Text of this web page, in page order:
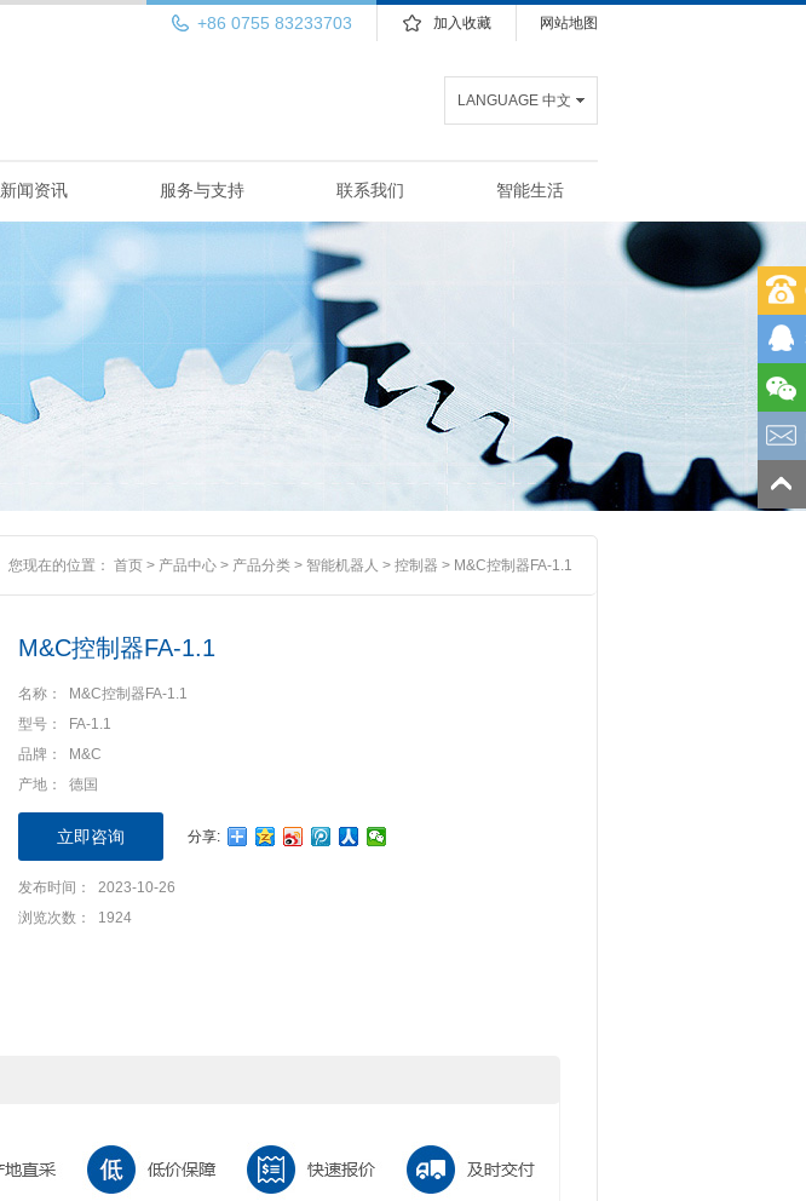
网站地图
加入收藏
+86 0755 83233703
LANGUAGE 中文
新闻资讯 服务与支持 联系我们 智能生活
您现在的位置： 首页 > 产品中心 > 产品分类 > 智能机器人 > 控制器 > M&C控制器FA-1.1
M&C控制器FA-1.1
名称： M&C控制器FA-1.1
型号： FA-1.1
品牌： M&C
产地： 德国
立即咨询 分享:
发布时间： 2023-10-26
浏览次数： 1924